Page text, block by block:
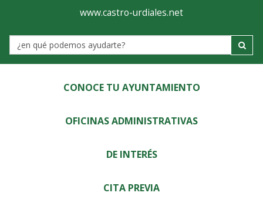
Ayuntamiento
de
Castro-
Urdiales
www.castro-urdiales.net
Label
CONOCE TU AYUNTAMIENTO
OFICINAS ADMINISTRATIVAS
DE INTERÉS
CITA PREVIA